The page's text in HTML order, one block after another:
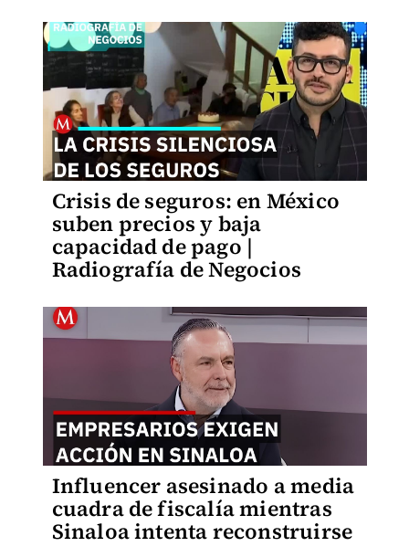
Crisis de seguros: en México
suben precios y baja
capacidad de pago |
Radiografía de Negocios
Influencer asesinado a media
cuadra de fiscalía mientras
Sinaloa intenta reconstruirse